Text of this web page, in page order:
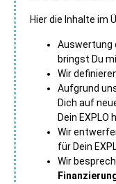
Hier die Inhalte im
Auswertung
bringst Du
Wir
Aufgrund
Dich auf
Dein EXPLO
Wir
für Dein
Wir